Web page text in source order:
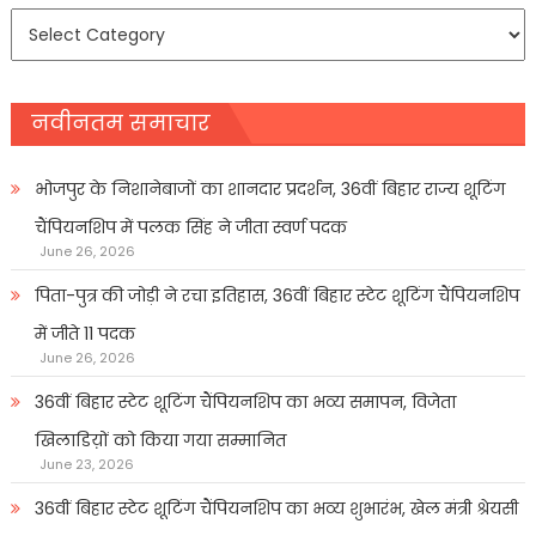
समाचार
नवीनतम समाचार
भोजपुर के निशानेबाजों का शानदार प्रदर्शन, 36वीं बिहार राज्य शूटिंग
चैंपियनशिप में पलक सिंह ने जीता स्वर्ण पदक
June 26, 2026
पिता-पुत्र की जोड़ी ने रचा इतिहास, 36वीं बिहार स्टेट शूटिंग चैंपियनशिप
में जीते 11 पदक
June 26, 2026
36वीं बिहार स्टेट शूटिंग चैंपियनशिप का भव्य समापन, विजेता
खिलाडिय़ों को किया गया सम्मानित
June 23, 2026
36वीं बिहार स्टेट शूटिंग चैंपियनशिप का भव्य शुभारंभ, खेल मंत्री श्रेयसी